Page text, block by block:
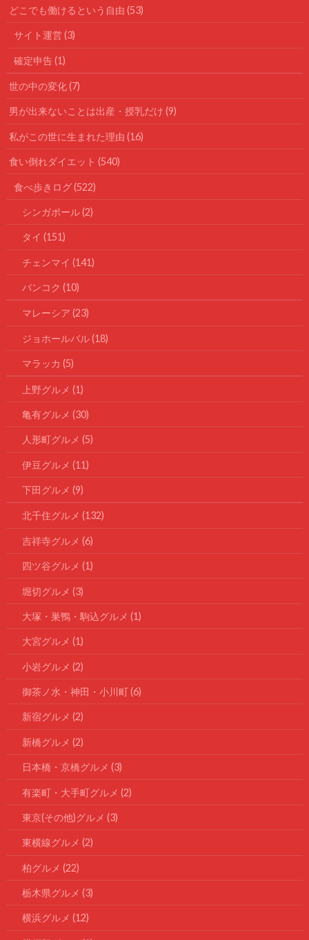
どこでも働けるという自由(53)
サイト運営(3)
確定申告(1)
世の中の変化(7)
男が出来ないことは出産・授乳だけ(9)
私がこの世に生まれた理由(16)
食い倒れダイエット(540)
食べ歩きログ(522)
シンガポール(2)
タイ (151)
チェンマイ (141)
バンコク (10)
マレーシア (23)
ジョホールバル(18)
マラッカ (5)
上野グルメ (1)
亀有グルメ (30)
人形町グルメ (5)
伊豆グルメ (11)
下田グルメ (9)
北千住グルメ (132)
吉祥寺グルメ (6)
四ツ谷グルメ (1)
堀切グルメ (3)
大塚・巣鴨・駒込グルメ (1)
大宮グルメ (1)
小岩グルメ (2)
御茶ノ水・神田・小川町(6)
新宿グルメ (2)
新橋グルメ (2)
日本橋・京橋グルメ (3)
有楽町・大手町グルメ (2)
東京(その他)グルメ (3)
東横線グルメ (2)
柏グルメ (22)
栃木県グルメ (3)
横浜グルメ (12)